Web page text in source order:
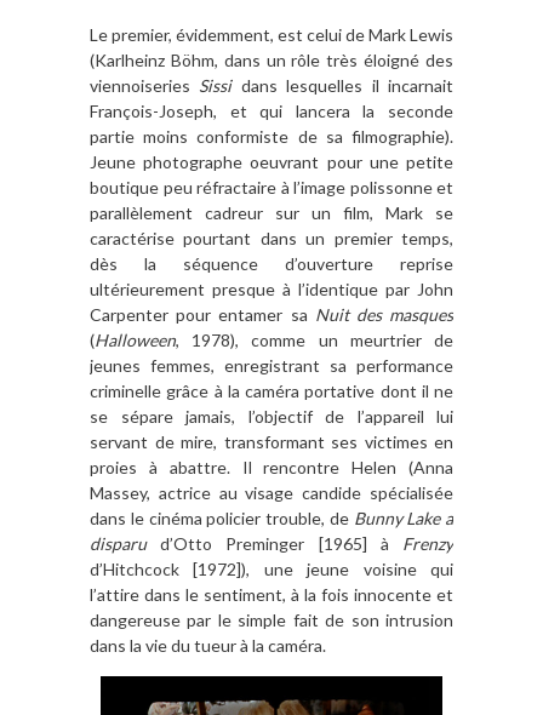
Le premier, évidemment, est celui de Mark Lewis
(Karlheinz Böhm, dans un rôle très éloigné des
viennoiseries Sissidans lesquelles il incarnait
François-Joseph, et qui lancera la seconde
partie moins conformiste de sa filmographie).
Jeune photographe oeuvrant pour une petite
boutique peu réfractaire à l’image polissonne et
parallèlement cadreur sur un film, Mark se
caractérise pourtant dans un premier temps,
dès la séquence d’ouverture reprise
ultérieurement presque à l’identique par John
Carpenter pour entamer sa Nuit des masques
(Halloween, 1978), comme un meurtrier de
jeunes femmes, enregistrant sa performance
criminelle grâce à la caméra portative dont il ne
se sépare jamais, l’objectif de l’appareil lui
servant de mire, transformant ses victimes en
proies à abattre. Il rencontre Helen (Anna
Massey, actrice au visage candide spécialisée
dans le cinéma policier trouble, de Bunny Lake a
disparud’Otto Preminger [1965] à Frenzy
d’Hitchcock [1972]), une jeune voisine qui
l’attire dans le sentiment, à la fois innocente et
dangereuse par le simple fait de son intrusion
dans la vie du tueur à la caméra.